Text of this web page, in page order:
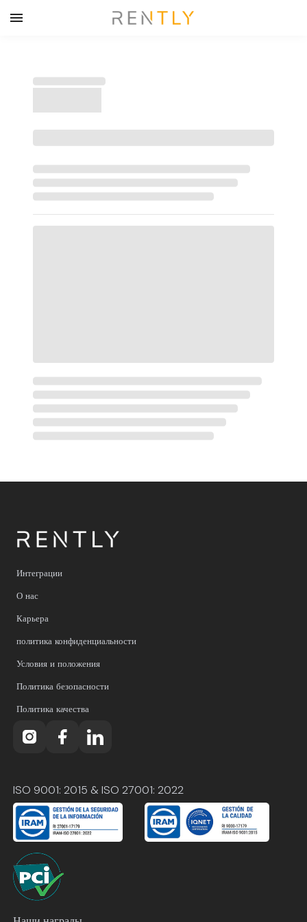
Интеграции
О нас
Карьера
политика конфиденциальности
Условия и положения
Политика безопасности
Политика качества
ISO 9001: 2015 & ISO 27001: 2022